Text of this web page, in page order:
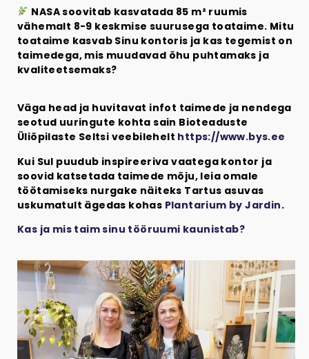
NASA soovitab kasvatada 85 m² ruumis
vähemalt 8-9 keskmise suurusega toataime. Mitu
toataime kasvab Sinu kontoris ja kas tegemist on
taimedega, mis muudavad õhu puhtamaks ja
kvaliteetsemaks?
Väga head ja huvitavat infot taimede ja nendega
seotud uuringute kohta sain Bioteaduste
Üliõpilaste Seltsi veebilehelt https://www.bys.ee
Kui Sul puudub inspireeriva vaatega kontor ja
soovid katsetada taimede mõju, leia omale
töötamiseks nurgake näiteks Tartus asuvas
uskumatult ägedas kohas Plantarium by Jardin.
Kas ja mis taim sinu tööruumi kaunistab?